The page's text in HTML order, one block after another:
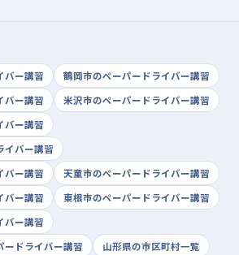
バー講習
鶴岡市のペーパードライバー講習
バー講習
米沢市のペーパードライバー講習
バー講習
イバー講習
バー講習
天童市のペーパードライバー講習
バー講習
東根市のペーパードライバー講習
バー講習
ードライバー講習
山形県の市区町村一覧